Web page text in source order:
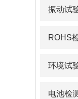
振动试
ROHS
环境试
电池检